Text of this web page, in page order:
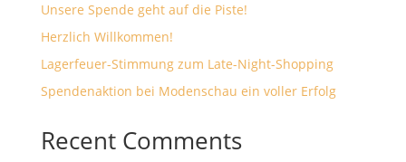
Unsere Spende geht auf die Piste!
Herzlich Willkommen!
Lagerfeuer-Stimmung zum Late-Night-Shopping
Spendenaktion bei Modenschau ein voller Erfolg
Recent Comments